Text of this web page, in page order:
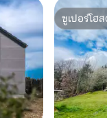
ซูเปอร์โฮ
ซูเปอร์โฮ